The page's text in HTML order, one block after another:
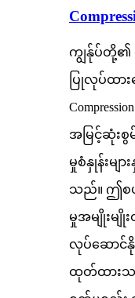
ကျွန်ုပ်တို့၏
ပြုလုပ်ထာ
အမြင့်ဆုံး
မှုစံနှုန်းမျ
သည်။ ဤစပ
မှုအမျိုးမ
လုပ်ဆောင်နို
ထုတ်ထားသ